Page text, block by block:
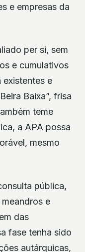
e empresas da
per si, sem
e cumulativos
e
Baixa”, frisa
teme
a APA possa
mesmo
pública,
e
das
fase tenha sido
autárquicas,